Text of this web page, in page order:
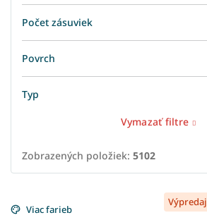
Počet zásuviek
Povrch
Typ
Vymazať filtre
Zobrazených položiek: 5102
ý
Viac farieb
Výpredaj